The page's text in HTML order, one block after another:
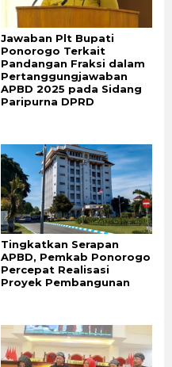
Jawaban Plt Bupati
Ponorogo Terkait
Pandangan Fraksi dalam
Pertanggungjawaban
APBD 2025 pada Sidang
Paripurna DPRD
Tingkatkan Serapan
APBD, Pemkab Ponorogo
Percepat Realisasi
Proyek Pembangunan